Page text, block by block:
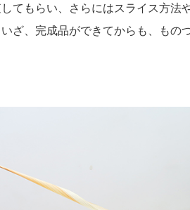
てもらい、さらにはスライス方法
ざ、完成品ができてからも、もの